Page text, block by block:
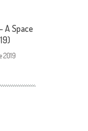
A Space
2019